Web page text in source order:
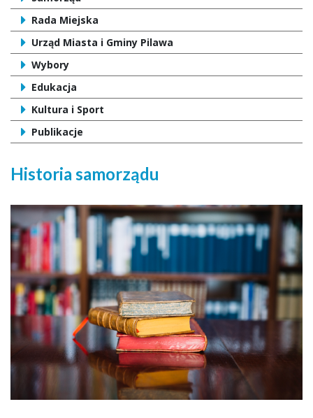
Rada Miejska
Urząd Miasta i Gminy Pilawa
Wybory
Edukacja
Kultura i Sport
Publikacje
Historia samorządu